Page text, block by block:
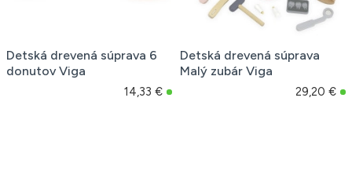
Detská drevená súprava 6
donutov Viga
14,33 €
Detská drevená súprava
Malý zubár Viga
29,20 €